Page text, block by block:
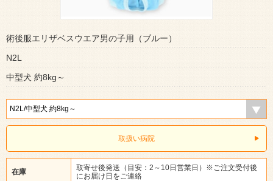
術後服エリザベスウエア男の子用（ブルー）
N2L
中型犬 約8kg～
取扱い病院
在庫
取寄せ後発送（目安：2～10日営業日）※ご注文受付後
にお届け日をご連絡